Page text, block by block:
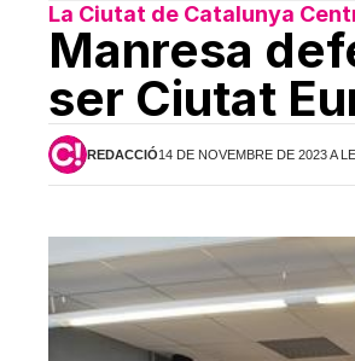
La Ciutat de Catalunya
Manresa
ser Ciutat
REDACCIÓ14 DE NOVEMBRE DE 2023 A